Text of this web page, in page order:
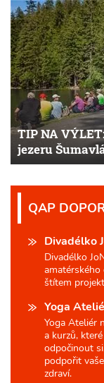
TIP NA
jezeru
QAP
Divadélko
Divadélko
amatérského
štítem
Yoga
Yoga Ateliér
a kurzů,
odpočinout
podpořit
zdraví.